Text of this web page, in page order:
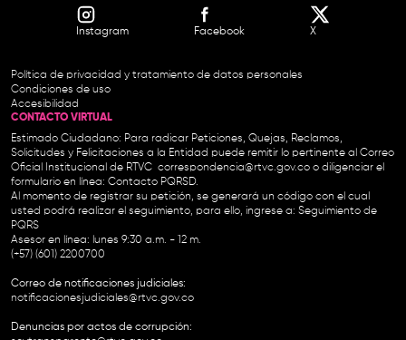
Instagram Facebook X
Política de privacidad y tratamiento de datos personales
Condiciones de uso
Accesibilidad
CONTACTO VIRTUAL
Estimado Ciudadano: Para radicar Peticiones, Quejas, Reclamos,
Solicitudes y Felicitaciones a la Entidad puede remitir lo pertinente al Correo
Oficial Institucional de RTVC correspondencia@rtvc.gov.co o diligenciar el
formulario en línea: Contacto PQRSD.
Al momento de registrar su petición, se generará un código con el cual
usted podrá realizar el seguimiento, para ello, ingrese a: Seguimiento de
PQRS
Asesor en línea: lunes 9:30 a.m. - 12 m.
(+57) (601) 2200700
Correo de notificaciones judiciales:
notificacionesjudiciales@rtvc.gov.co
Denuncias por actos de corrupción: